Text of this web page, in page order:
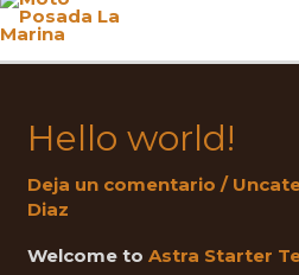
Hello world!
Deja un comentario /
Diaz
Welcome toAstra Starter